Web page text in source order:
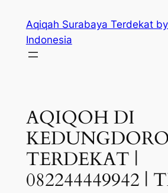
content
Aqiqah Surabaya Terdekat
Indonesia
AQIQOH DI
TERDEKAT |
082244449942 |